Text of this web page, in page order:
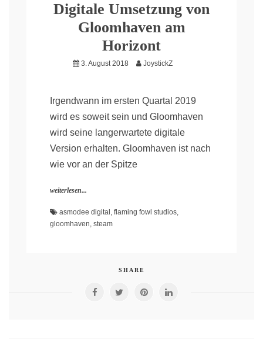
Digitale Umsetzung von
Gloomhaven am
Horizont
3. August 2018 JoystickZ
Irgendwann im ersten Quartal 2019
wird es soweit sein und Gloomhaven
wird seine langerwartete digitale
Version erhalten. Gloomhaven ist nach
wie vor an der Spitze
weiterlesen...
asmodee digital , flaming fowl studios,
gloomhaven, steam
SHARE